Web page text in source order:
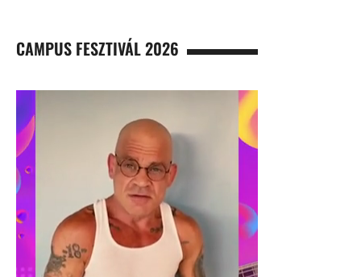
CAMPUS FESZTIVÁL 2026